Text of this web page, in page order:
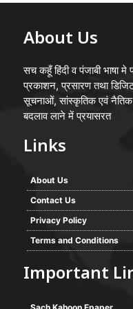
About Us
सच कहूँ हिंदी व पंजाबी भाषा
प्रकाशन, प्रसारण तथा
सूचनाओं, सांस्कृतिक एवं नैतिक
बदलाव लाने में प्रयासरत
Links
About Us
Contact Us
Privacy Policy
Terms and Conditions
Important